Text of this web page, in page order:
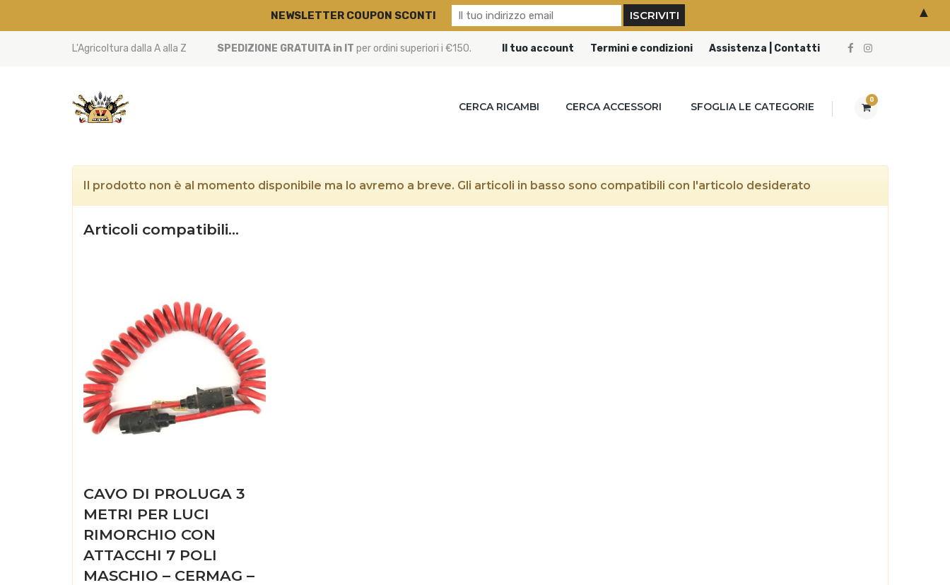
L'Agricoltura dalla A alla Z SPEDIZIONE GRATUITA in IT per ordini superiori i €150. Il tuo account Termini e condizioni Assistenza | Contatti
0
CERCA RICAMBI CERCA ACCESSORI SFOGLIA LE CATEGORIE
Il prodotto non è al momento disponibile ma lo avremo a breve. Gli articoli in basso sono compatibili con l'articolo desiderato
Articoli compatibili…
CAVO DI PROLUGA 3
METRI PER LUCI
RIMORCHIO CON
ATTACCHI 7 POLI
MASCHIO – CERMAG –
NEWSLETTER COUPON SCONTI ▲